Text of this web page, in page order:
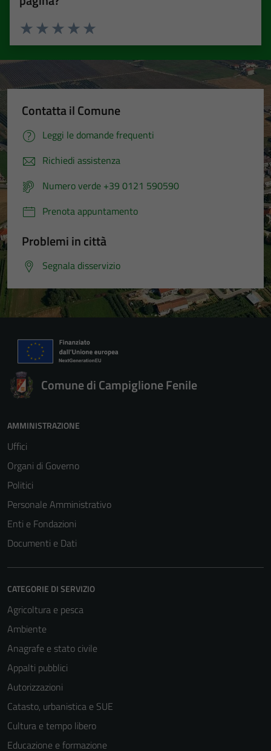
Valuta 5 stelle su 5
Valuta 4 stelle su 5
Valuta 3 stelle su 5
Valuta 2 stelle su 5
Valuta 1 stelle su 5
Contatta il Comune
Leggi le domande frequenti
Richiedi assistenza
Numero verde +39 0121 590590
Prenota appuntamento
Problemi in città
Segnala disservizio
Comune di Campiglione Fenile
AMMINISTRAZIONE
Uffici
Organi di Governo
Politici
Personale Amministrativo
Enti e Fondazioni
Documenti e Dati
CATEGORIE DI SERVIZIO
Agricoltura e pesca
Ambiente
Anagrafe e stato civile
Appalti pubblici
Autorizzazioni
Catasto, urbanistica e SUE
Cultura e tempo libero
Educazione e formazione